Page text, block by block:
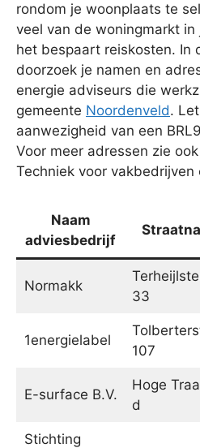
rondom je woonplaats te
veel van de woningmarkt
het bespaart reiskosten. In
doorzoek je namen en
energie adviseurs die
gemeente Noordenveld.
aanwezigheid van een
Voor meer adressen zie
Techniek voor vakbedrijven
Naam
adviesbedrijf
Normakk
33
1energielabel
107
E-surface B.V.
Hoge
d
Stichting